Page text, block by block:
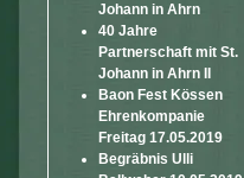
Johann in Ahrn
40 Jahre
Partnerschaft mit St.
Johann in Ahrn II
Baon Fest Kössen
Ehrenkompanie
Freitag 17.05.2019
Begräbnis Ulli